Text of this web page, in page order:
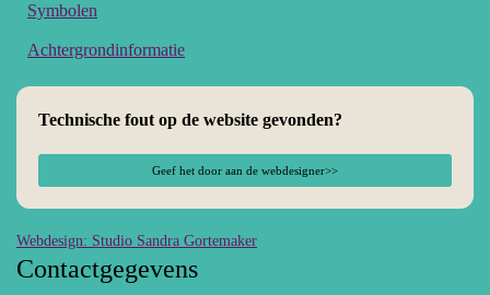
Symbolen
Achtergrondinformatie
Technische fout op de website gevonden?
Geef het door aan de webdesigner>>
Webdesign: Studio Sandra Gortemaker
Contactgegevens